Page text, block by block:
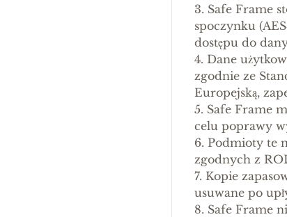
3. Safe Frame
spoczynku
dostępu do
4. Dane
zgodnie ze
Europejską,
5. Safe Frame
celu poprawy
6. Podmioty te
zgodnych z
7. Kopie
usuwane po
8. Safe Frame